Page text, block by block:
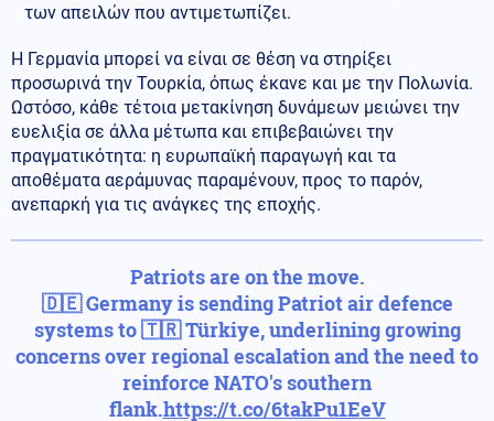
των απειλών που αντιμετωπίζει.
Η Γερμανία μπορεί να είναι σε θέση να στηρίξει
προσωρινά την Τουρκία, όπως έκανε και με την Πολωνία.
Ωστόσο, κάθε τέτοια μετακίνηση δυνάμεων μειώνει την
ευελιξία σε άλλα μέτωπα και επιβεβαιώνει την
πραγματικότητα: η ευρωπαϊκή παραγωγή και τα
αποθέματα αεράμυνας παραμένουν, προς το παρόν,
ανεπαρκή για τις ανάγκες της εποχής.
Patriots are on the move.
🇩🇪 Germany is sending Patriot air defence
systems to 🇹🇷 Türkiye, underlining growing
concerns over regional escalation and the need to
reinforce NATO's southern
flank.https://t.co/6takPu1EeV